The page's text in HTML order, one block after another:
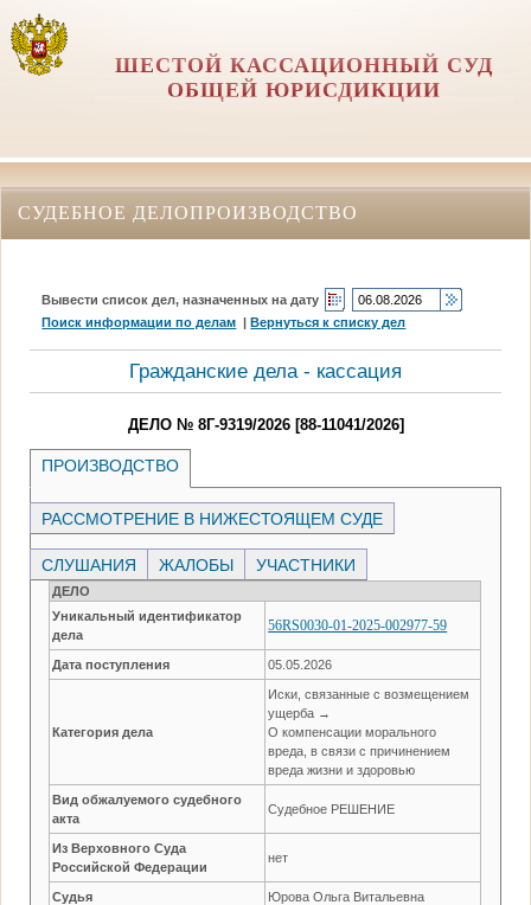
ШЕСТОЙ КАССАЦИОННЫЙ СУД
ОБЩЕЙ ЮРИСДИКЦИИ
СУДЕБНОЕ ДЕЛОПРОИЗВОДСТВО
Вывести список дел, назначенных на дату
Поиск информации по делам |Вернуться к списку дел
Гражданские дела - кассация
ДЕЛО № 8Г-9319/2026 [88-11041/2026]
ПРОИЗВОДСТВО
РАССМОТРЕНИЕ В НИЖЕСТОЯЩЕМ СУДЕ
СЛУШАНИЯ ЖАЛОБЫ УЧАСТНИКИ
ДЕЛО
Уникальный идентификатор
дела
56RS0030-01-2025-002977-59
Дата поступления 05.05.2026
Категория дела
Иски, связанные с возмещением
ущерба →
О компенсации морального
вреда, в связи с причинением
вреда жизни и здоровью
Вид обжалуемого судебного
акта
Судебное РЕШЕНИЕ
Из Верховного Суда
Российской Федерации
нет
Судья Юрова Ольга Витальевна